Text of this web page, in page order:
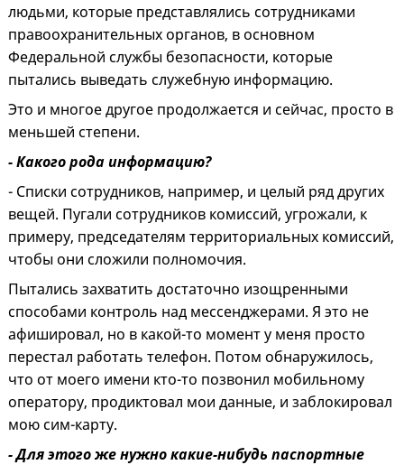
людьми, которые представлялись сотрудниками
правоохранительных органов, в основном
Федеральной службы безопасности, которые
пытались выведать служебную информацию.
Это и многое другое продолжается и сейчас, просто в
меньшей степени.
- Какого рода информацию?
- Списки сотрудников, например, и целый ряд других
вещей. Пугали сотрудников комиссий, угрожали, к
примеру, председателям территориальных комиссий,
чтобы они сложили полномочия.
Пытались захватить достаточно изощренными
способами контроль над мессенджерами. Я это не
афишировал, но в какой-то момент у меня просто
перестал работать телефон. Потом обнаружилось,
что от моего имени кто-то позвонил мобильному
оператору, продиктовал мои данные, и заблокировал
мою сим-карту.
- Для этого же нужно какие-нибудь паспортные